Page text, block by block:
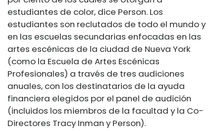
estudiantes de color, dice Person. Los
estudiantes son reclutados de todo el mundo y
en las escuelas secundarias enfocadas en las
artes escénicas de la ciudad de Nueva York
(como la Escuela de Artes Escénicas
Profesionales) a través de tres audiciones
anuales, con los destinatarios de la ayuda
financiera elegidos por el panel de audición
(incluidos los miembros de la facultad y la Co-
Directores Tracy Inman y Person).